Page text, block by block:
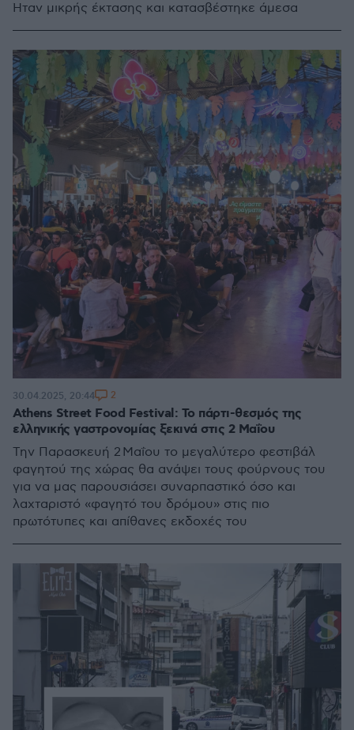
Ήταν μικρής έκτασης και κατασβέστηκε άμεσα
Athens Street Food Festival: Το πάρτι-θεσμός της
ελληνικής γαστρονομίας ξεκινά στις 2 Μαΐου
Την Παρασκευή 2 Μαΐου το μεγαλύτερο φεστιβάλ
φαγητού της χώρας θα ανάψει τους φούρνους του
για να μας παρουσιάσει συναρπαστικό όσο και
λαχταριστό «φαγητό του δρόμου» στις πιο
πρωτότυπες και απίθανες εκδοχές του
30.04.2025, 20:44 2